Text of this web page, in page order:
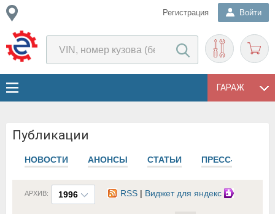
Регистрация Войти
ГАРАЖ
Публикации
НОВОСТИ АНОНСЫ СТАТЬИ ПРЕСС-РЕЛИЗЫ
1996
АРХИВ: RSS | Виджет для яндекс